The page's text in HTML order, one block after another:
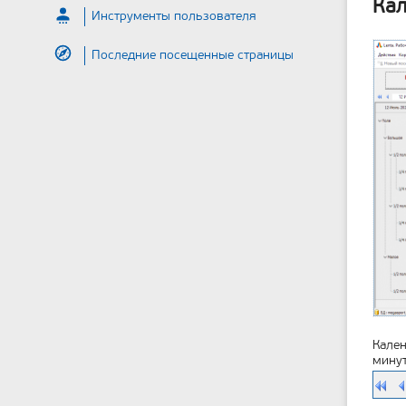
Инструменты пользователя
Последние посещенные страницы